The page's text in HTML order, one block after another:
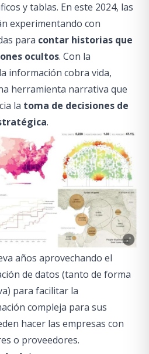
y tablas. En este 2024, las
experimentando con
para contar historias que
ocultos. Con la
información cobra vida,
herramienta narrativa que
la toma de decisiones de
.
años aprovechando el
de datos (tanto de forma
para facilitar la
compleja para sus
hacer las empresas con
o proveedores.